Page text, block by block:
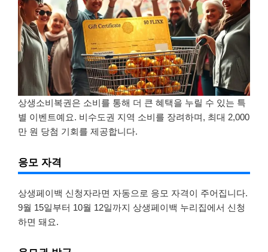
상생소비복권은 소비를 통해 더 큰 혜택을 누릴 수 있는 특
별 이벤트예요. 비수도권 지역 소비를 장려하며, 최대 2,000
만 원 당첨 기회를 제공합니다.
응모 자격
상생페이백 신청자라면 자동으로 응모 자격이 주어집니다.
9월 15일부터 10월 12일까지 상생페이백 누리집에서 신청
하면 돼요.